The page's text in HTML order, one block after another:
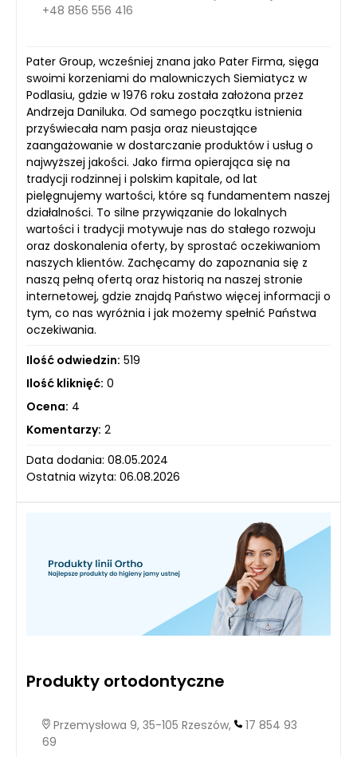
+48 856 556 416
Pater Group, wcześniej znana jako Pater Firma, sięga
swoimi korzeniami do malowniczych Siemiatycz w
Podlasiu, gdzie w 1976 roku została założona przez
Andrzeja Daniluka. Od samego początku istnienia
przyświecała nam pasja oraz nieustające
zaangażowanie w dostarczanie produktów i usług o
najwyższej jakości. Jako firma opierająca się na
tradycji rodzinnej i polskim kapitale, od lat
pielęgnujemy wartości, które są fundamentem naszej
działalności. To silne przywiązanie do lokalnych
wartości i tradycji motywuje nas do stałego rozwoju
oraz doskonalenia oferty, by sprostać oczekiwaniom
naszych klientów. Zachęcamy do zapoznania się z
naszą pełną ofertą oraz historią na naszej stronie
internetowej, gdzie znajdą Państwo więcej informacji o
tym, co nas wyróżnia i jak możemy spełnić Państwa
oczekiwania.
Ilość odwiedzin: 519
Ilość kliknięć: 0
Ocena: 4
Komentarzy: 2
Data dodania: 08.05.2024
Ostatnia wizyta: 06.08.2026
Produkty ortodontyczne
Przemysłowa 9, 35-105 Rzeszów,
17 854 93
69